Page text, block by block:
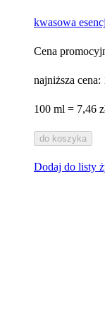
kwasowa
Cena
najniższa cena:
100 ml = 7,46
do koszyka
Dodaj do listy